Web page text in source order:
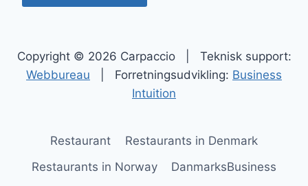
Copyright © 2026 Carpaccio | Teknisk support:
Webbureau | Forretningsudvikling: Business
Intuition
Restaurant
Restaurants in Denmark
Restaurants in Norway
DanmarksBusiness